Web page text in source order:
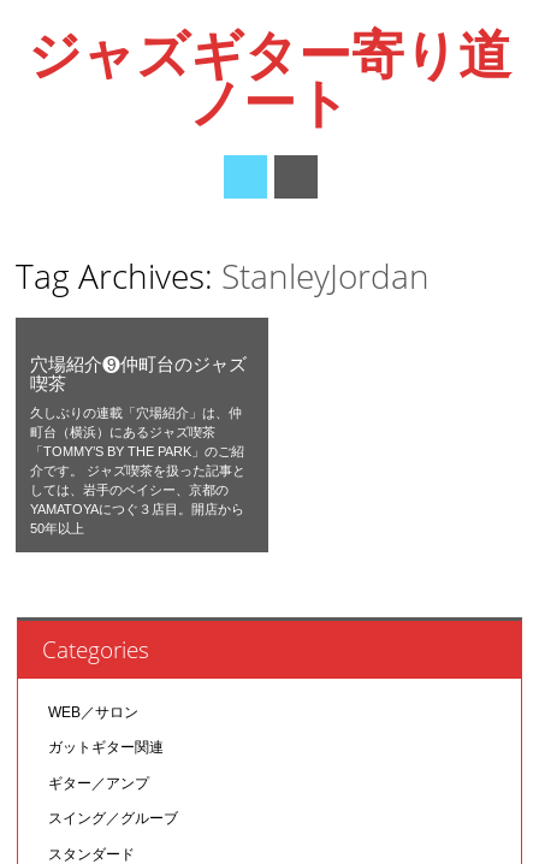
ジャズギター寄り道
ノート
Main menu
content
Tag Archives: StanleyJordan
穴場紹介❾仲町台のジャズ
喫茶
久しぶりの連載「穴場紹介」は、仲
町台（横浜）にあるジャズ喫茶
「TOMMY’S BY THE PARK」のご紹
介です。 ジャズ喫茶を扱った記事と
しては、岩手のベイシー、京都の
YAMATOYAにつぐ３店目。開店から
50年以上
Categories
WEB／サロン
ガットギター関連
ギター／アンプ
スイング／グルーブ
スタンダード